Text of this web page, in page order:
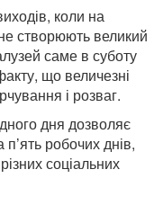
коли на
створюють великий
саме в суботу
що величезні
і розваг.
дня дозволяє
робочих днів,
соціальних